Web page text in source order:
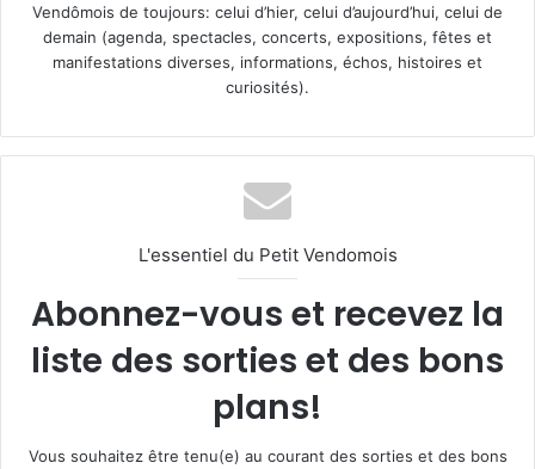
Vendômois de toujours: celui d’hier, celui d’aujourd’hui, celui de
demain (agenda, spectacles, concerts, expositions, fêtes et
manifestations diverses, informations, échos, histoires et
curiosités).
L'essentiel du Petit Vendomois
Abonnez-vous et recevez la
liste des sorties et des bons
plans!
Vous souhaitez être tenu(e) au courant des sorties et des bons